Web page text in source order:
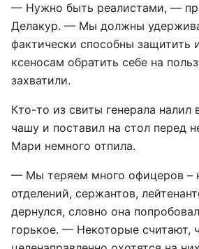
— Нужно быть реалистами, —
Делакур. — Мы должны
фактически способны защитить
ксеносам обратить себе на
захватили.
Кто-то из свиты генерала налил
чашу и поставил на стол перед
Мари немного отпила.
— Мы теряем много офицеров –
отделений, сержантов,
дернулся, словно она
горькое. — Некоторые считают,